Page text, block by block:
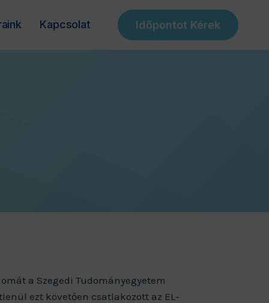
Kapcsolat Időpontot Kérek
a Szegedi Tudományegyetem
ezt követően csatlakozott az EL-